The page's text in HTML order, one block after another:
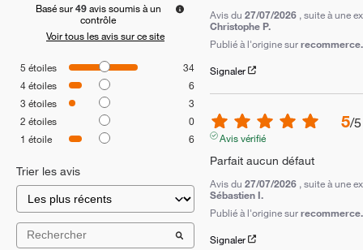
Basé sur49 avis soumis à un
contrôle
Voir tous les avis sur ce site
5 étoiles
34
4étoiles
6
3 étoiles
3
2 étoiles
0
1 étoile 6
Trier les avis
Avis du 27/07/2026 , suite à une
Christophe P.
Publié à l'origine sur
Signaler
5/5
Avis vérifié
Parfait aucun défaut
Avis du 27/07/2026 , suite à une
Sébastien I.
Publié à l'origine sur
Signaler